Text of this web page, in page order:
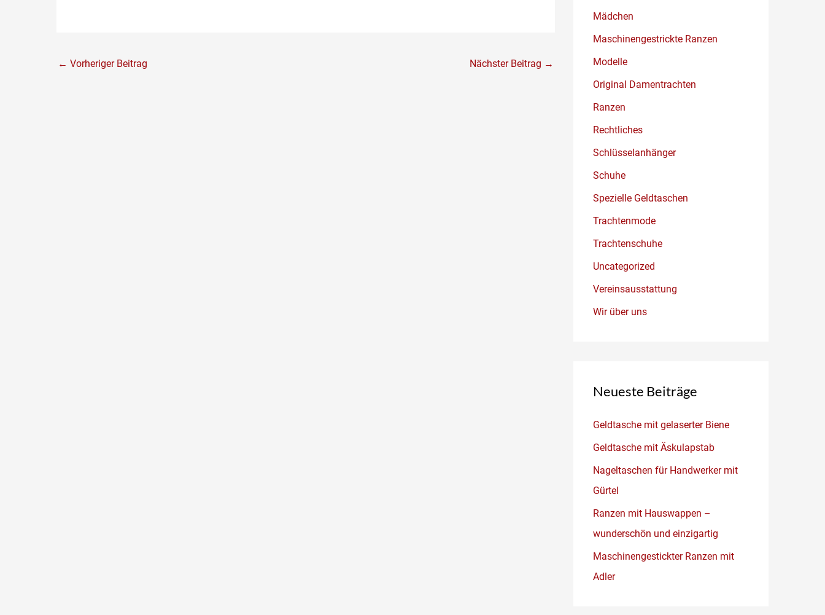
← Vorheriger Beitrag Nächster Beitrag →
Mädchen
Maschinengestrickte Ranzen
Modelle
Original Damentrachten
Ranzen
Rechtliches
Schlüsselanhänger
Schuhe
Spezielle Geldtaschen
Trachtenmode
Trachtenschuhe
Uncategorized
Vereinsausstattung
Wir über uns
Neueste Beiträge
Geldtasche mit gelaserter Biene
Geldtasche mit Äskulapstab
Nageltaschen für Handwerker mit
Gürtel
Ranzen mit Hauswappen –
wunderschön und einzigartig
Maschinengestickter Ranzen mit
Adler